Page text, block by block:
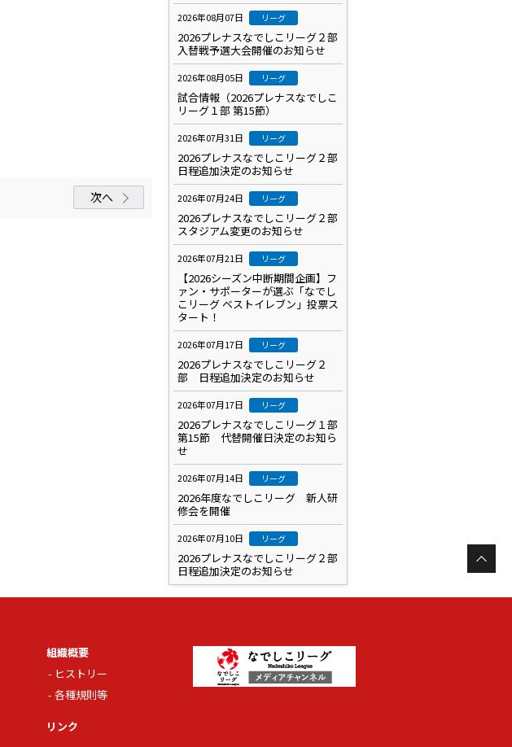
次へ
2026年08月07日 リーグ
2026プレナスなでしこリーグ２部
入替戦予選大会開催のお知らせ
2026年08月05日 リーグ
試合情報（2026プレナスなでしこ
リーグ１部 第15節）
2026年07月31日 リーグ
2026プレナスなでしこリーグ２部
日程追加決定のお知らせ
2026年07月24日 リーグ
2026プレナスなでしこリーグ２部
スタジアム変更のお知らせ
2026年07月21日 リーグ
【2026シーズン中断期間企画】フ
ァン・サポーターが選ぶ「なでし
こリーグ ベストイレブン」投票ス
タート！
2026年07月17日 リーグ
2026プレナスなでしこリーグ２
部 日程追加決定のお知らせ
2026年07月17日 リーグ
2026プレナスなでしこリーグ１部
第15節 代替開催日決定のお知ら
せ
2026年07月14日 リーグ
2026年度なでしこリーグ 新人研
修会を開催
2026年07月10日 リーグ
2026プレナスなでしこリーグ２部
日程追加決定のお知らせ
組織概要
ヒストリー
各種規則等
リンク